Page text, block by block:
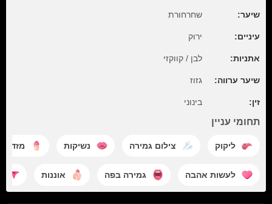
שיער: שחרחורת
עיניים: ירוק
אתניות: לבן / קווקזי
שיער ערווה: גזוז
זין: בינוני
תחומי עניין
ליקוק צילום גמירה נשיקות
לעשות אהבה גמירה בפה אוננות